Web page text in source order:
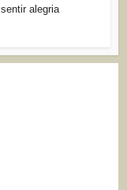
alegria